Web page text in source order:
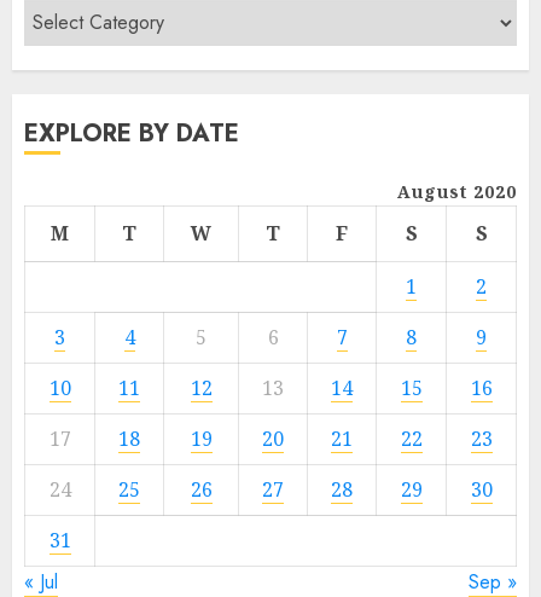
EXPLORE BY DATE
August 2020
M T W T F S
S
1
2
3
4 5 6 7 8
9
10
11 12 13 14 15
16
17
18 19 20 21 22
23
24
25 26 27 28 29
30
31
« Jul Sep »